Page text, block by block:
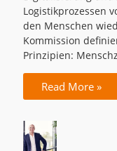
Logistikprozessen
den Menschen
Kommission
Prinzipien:
Read More »